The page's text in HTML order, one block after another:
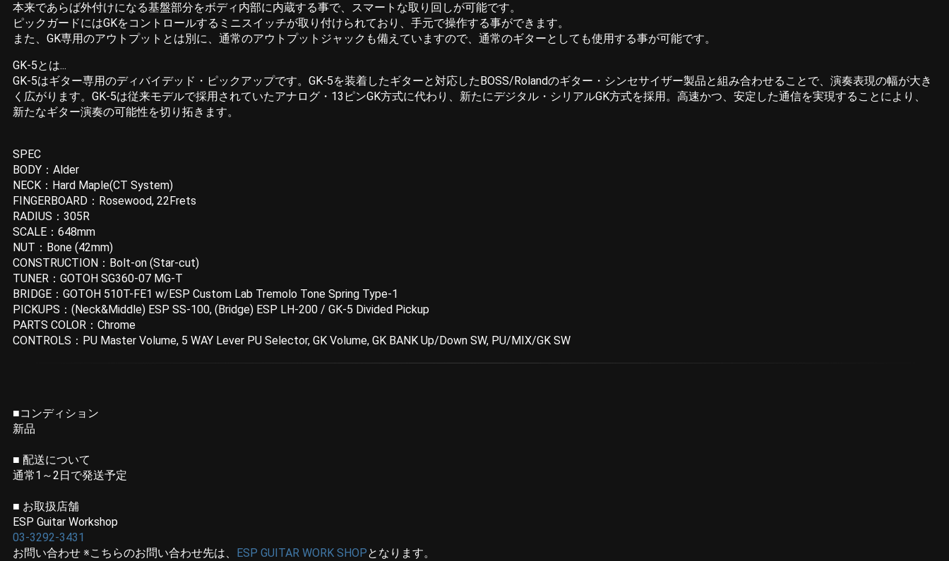
本来であらば外付けになる基盤部分をボディ内部に内蔵する事で、スマートな取り回しが可能です。
ピックガードにはGKをコントロールするミニスイッチが取り付けられており、手元で操作する事ができます。
また、GK専用のアウトプットとは別に、通常のアウトプットジャックも備えていますので、通常のギターとしても使用する事が可能です。
GK-5とは...
GK-5はギター専用のディバイデッド・ピックアップです。GK-5を装着したギターと対応したBOSS/Rolandのギター・シンセサイザー製品と組み合わせることで、演奏表現の幅が大き
く広がります。GK-5は従来モデルで採用されていたアナログ・13ピンGK方式に代わり、新たにデジタル・シリアルGK方式を採用。高速かつ、安定した通信を実現することにより、
新たなギター演奏の可能性を切り拓きます。
SPEC
BODY：Alder
NECK：Hard Maple(CT System)
FINGERBOARD：Rosewood, 22Frets
RADIUS：305R
SCALE：648mm
NUT：Bone (42mm)
CONSTRUCTION：Bolt-on (Star-cut)
TUNER：GOTOH SG360-07 MG-T
BRIDGE：GOTOH 510T-FE1 w/ESP Custom Lab Tremolo Tone Spring Type-1
PICKUPS：(Neck&Middle) ESP SS-100, (Bridge) ESP LH-200 / GK-5 Divided Pickup
PARTS COLOR：Chrome
CONTROLS：PU Master Volume, 5 WAY Lever PU Selector, GK Volume, GK BANK Up/Down SW, PU/MIX/GK SW
■コンディション
新品
■ 配送について
通常1～2日で発送予定
■ お取扱店舗
ESP Guitar Workshop
03-3292-3431
お問い合わせ ※こちらのお問い合わせ先は、
ESP GUITAR WORK SHOPとなります。